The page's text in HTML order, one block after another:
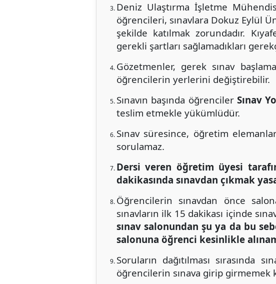
Deniz Ulaştırma İşletme
öğrencileri, sınavlara Dokuz Eylül
şekilde katılmak zorundadır.
gerekli şartları sağlamadıkları
Gözetmenler, gerek sınav
öğrencilerin yerlerini değiştirebilir.
Sınavın başında öğrencilerSınav
teslim etmekle yükümlüdür.
Sınav süresince, öğretim
sorulamaz.
Dersi veren öğretim üyesi
dakikasında sınavdan çıkmak
Öğrencilerin sınavdan önce
sınavların ilk 15 dakikası içinde
sınav salonundan şu ya da bu
salonuna öğrenci kesinlikle
Soruların dağıtılması sırasında
öğrencilerin sınava girip girmemek